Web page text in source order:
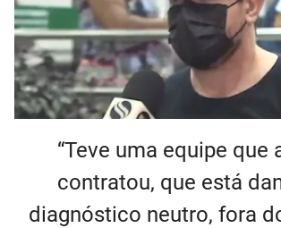
“Teve uma equipe que
contratou, que está
diagnóstico neutro, fora